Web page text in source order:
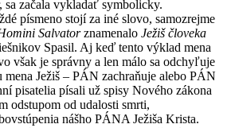
sa začala vykladať symbolicky.
písmeno stojí za iné slovo, samozrejme
Salvatorznamenalo Ježiš človeka
Spasil. Aj keď tento výklad mena
však je správny a len málo sa odchyľuje
Ježiš – PÁN zachraňuje alebo PÁN
pisatelia písali už spisy Nového zákona
odstupom od udalosti smrti,
nášho PÁNA Ježiša Krista.